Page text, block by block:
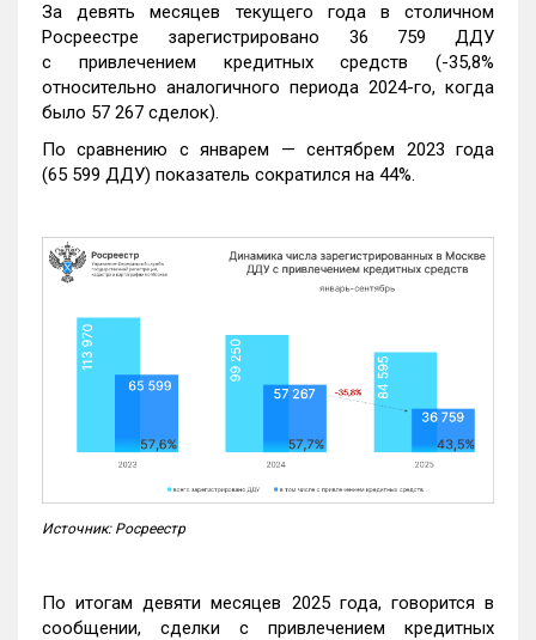
За девять месяцев текущего года в столичном
Росреестре зарегистрировано 36 759 ДДУ
с привлечением кредитных средств (-35,8%
относительно аналогичного периода 2024-го, когда
было 57 267 сделок).
По сравнению с январем — сентябрем 2023 года
(65 599 ДДУ) показатель сократился на 44%.
Источник: Росреестр
По итогам девяти месяцев 2025 года, говорится в
сообщении, сделки с привлечением кредитных